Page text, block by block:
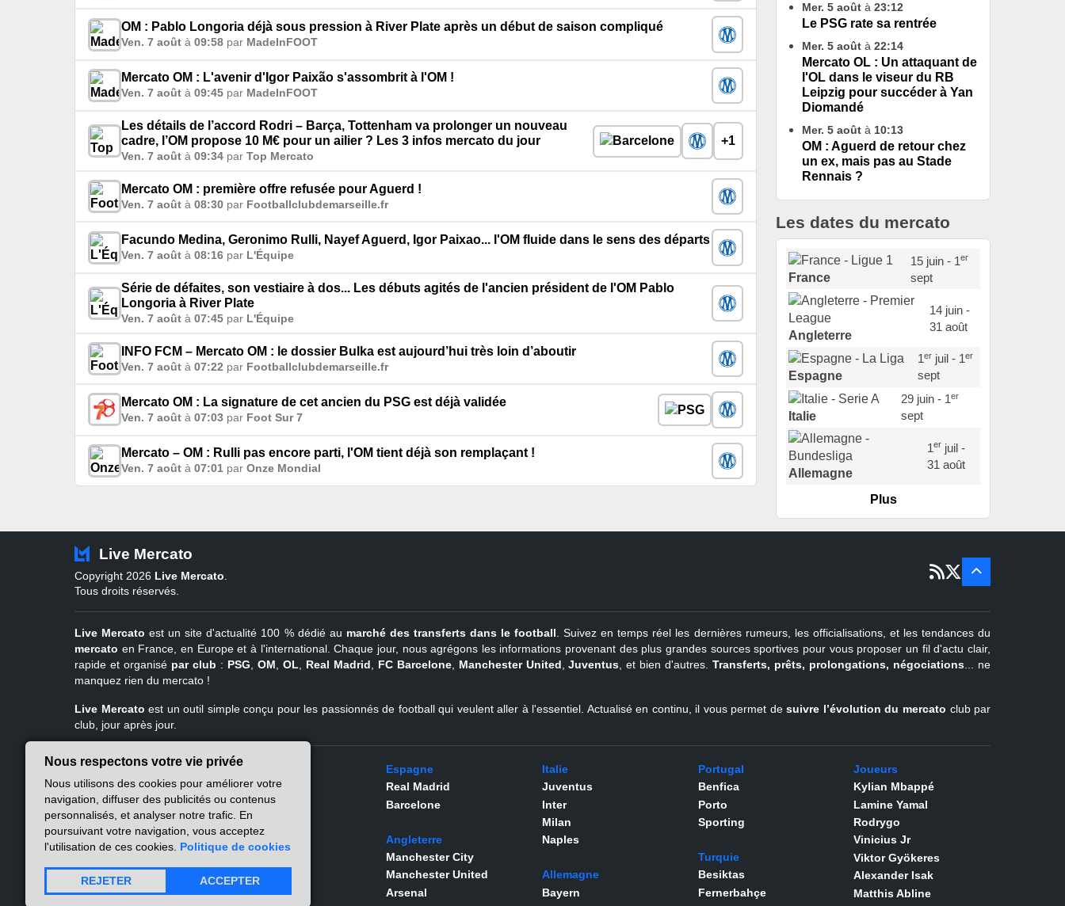
OM : Pablo Longoria déjà sous pression à River Plate après un début de saison compliqué
Ven. 7 août à 09:58 par MadeInFOOT
Mercato OM : L'avenir d'Igor Paixão s'assombrit à l'OM !
Ven. 7 août à 09:45 par MadeInFOOT
Les détails de l’accord Rodri – Barça, Tottenham va prolonger un nouveau
cadre, l’OM propose 10 M€ pour un ailier ? Les 3 infos mercato du jour
Ven. 7 août à 09:34 par Top Mercato
+1
Mercato OM : première offre refusée pour Aguerd !
Ven. 7 août à 08:30 par Footballclubdemarseille.fr
Facundo Medina, Geronimo Rulli, Nayef Aguerd, Igor Paixao... l'OM fluide dans le sens des départs
Ven. 7 août à 08:16 par L'Équipe
Série de défaites, son vestiaire à dos... Les débuts agités de l'ancien président de l'OM Pablo
Longoria à River Plate
Ven. 7 août à 07:45 par L'Équipe
INFO FCM – Mercato OM : le dossier Bulka est aujourd’hui très loin d’aboutir
Ven. 7 août à 07:22 par Footballclubdemarseille.fr
Mercato OM : La signature de cet ancien du PSG est déjà validée
Ven. 7 août à 07:03 par Foot Sur 7
Mercato – OM : Rulli pas encore parti, l'OM tient déjà son remplaçant !
Ven. 7 août à 07:01 par Onze Mondial
Mer. 5 août à 23:12
Le PSG rate sa rentrée
Mer. 5 août à 22:14
Mercato OL : Un attaquant de
l'OL dans le viseur du RB
Leipzig pour succéder à Yan
Diomandé
Mer. 5 août à 10:13
OM : Aguerd de retour chez
un ex, mais pas au Stade
Rennais ?
Les dates du mercato
France
15 juin - 1er
sept
Angleterre
14 juin -
31 août
Espagne
1erjuil - 1er
sept
Italie
29 juin - 1er
sept
Allemagne
1erjuil -
31 août
Portugal
15 sept
sept
Turquie
sept
Belgique
juil -
31 août
Plus
Live Mercato
Copyright 2026 Live Mercato.
Tous droits réservés.
Live Mercato est un site d'actualité 100 % dédié au marché des transferts dans le football. Suivez en temps réel les dernières rumeurs, les officialisations, et les tendances du
mercato en France, en Europe et à l'international. Chaque jour, nous agrégons les informations provenant des plus grandes sources sportives pour vous proposer un fil d'actu clair,
rapide et organisé par club : PSG, OM, OL, Real Madrid, FC Barcelone, Manchester United,Juventus, et bien d'autres.Transferts, prêts, prolongations, négociations... ne
manquez rien du mercato !
Live Mercato est un outil simple conçu pour les passionnés de football qui veulent aller à l'essentiel. Actualisé en continu, il vous permet desuivre l’évolution du mercato club par
club, jour après jour.
Live Mercato
A propos
Nous contacter
Mentions légales
Politique de
Atlas des flux RSS
Ligue 1
PSG
Marseille
Lyon
Lille
Nantes
Rennes
Espagne
Real Madrid
Barcelone
Angleterre
Manchester City
Manchester United
Arsenal
Italie
Juventus
Inter
Milan
Naples
Allemagne
Bayern
Portugal
Benfica
Porto
Sporting
Turquie
Besiktas
Fernerbahçe
Joueurs
Kylian Mbappé
Lamine Yamal
Rodrygo
Vinicius Jr
Viktor Gyökeres
Alexander Isak
Matthis Abline
Nous respectons votre vie privée
Nous utilisons des cookies pour améliorer votre
navigation, diffuser des publicités ou contenus
personnalisés, et analyser notre trafic. En
poursuivant votre navigation, vous acceptez
l'utilisation de ces cookies. Politique de cookies
REJETER ACCEPTER